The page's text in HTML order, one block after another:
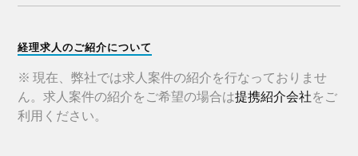
経理求人のご紹介について
※ 現在、弊社では求人案件の紹介を行なっておりませ
ん。求人案件の紹介をご希望の場合は提携紹介会社をご
利用ください。